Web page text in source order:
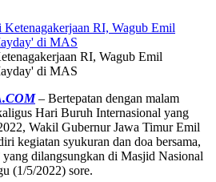
RI, Wagub Emil
di MAS
– Bertepatan dengan malam
Hari Buruh Internasional yang
Wakil Gubernur Jawa Timur Emil
kegiatan syukuran dan doa bersama,
yang dilangsungkan di Masjid Nasional
(1/5/2022) sore.